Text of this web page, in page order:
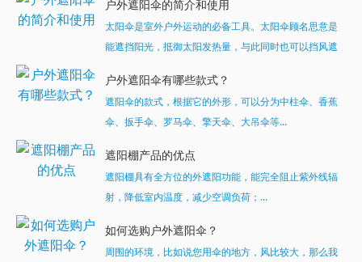
户外遮阳伞的简介和使用
太阳伞是室外户外运动的必备工具。太阳伞顾名思意是
能遮挡阳光，抵御太阳发热量，与此同时也可以挡风遮
户外遮阳伞有哪些款式？
遮阳伞的款式，根据它的外形，可以分为中柱伞、香蕉
伞、扳手伞、罗马伞、擎天伞、大吊伞等...
遮阳棚产品的优点
遮阳棚具有全方位的外遮阳功能，能完全阻止紫外线辐
射，降低室内温度，减少空调负荷；...
如何选购户外遮阳伞？
周围的环境，比如说您用伞的地方，风比较大，那么我